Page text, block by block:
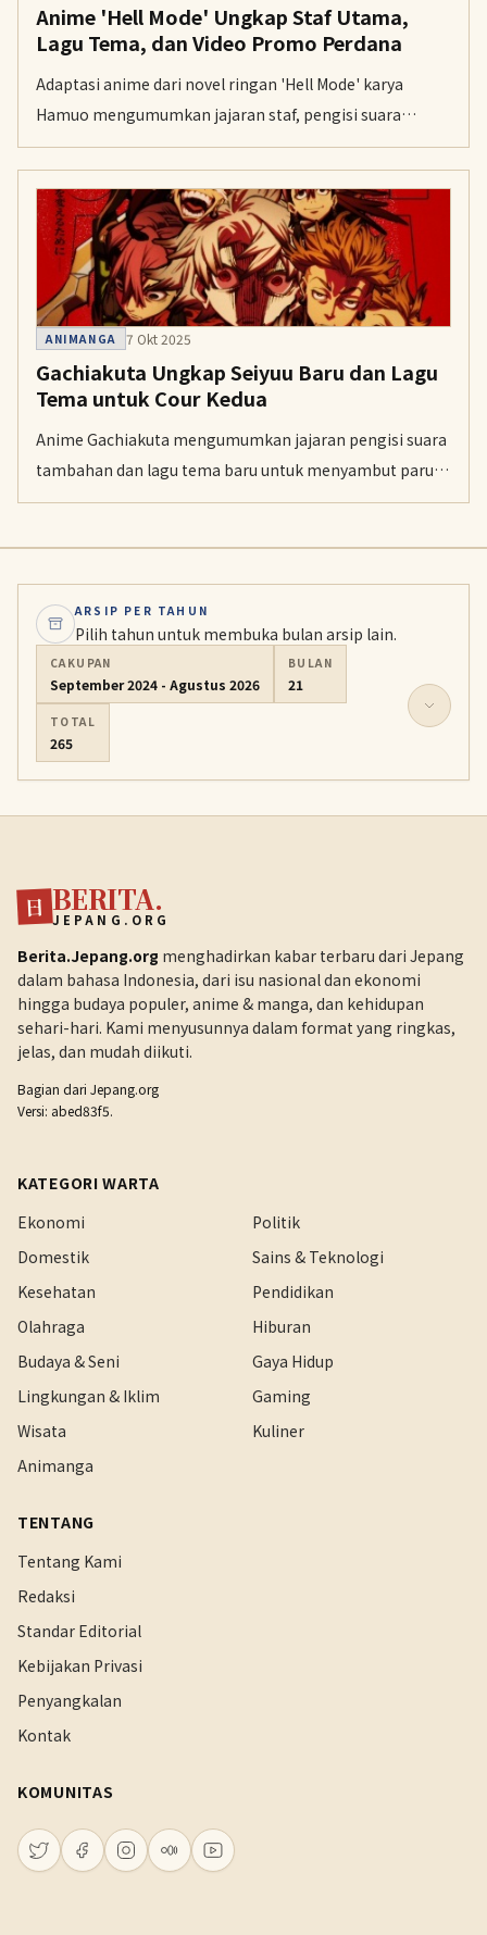
Anime 'Hell Mode' Ungkap Staf Utama,
Lagu Tema, dan Video Promo Perdana
Adaptasi anime dari novel ringan 'Hell Mode' karya
Hamuo mengumumkan jajaran staf, pengisi suara
tambahan, serta lagu tema pembuka dan penutup
menjelang penayangannya pada Januari 2026.
ANIMANGA 7 Okt 2025
Gachiakuta Ungkap Seiyuu Baru dan Lagu
Tema untuk Cour Kedua
Anime Gachiakuta mengumumkan jajaran pengisi suara
tambahan dan lagu tema baru untuk menyambut paruh
kedua serialnya yang akan tayang pada Oktober
ARSIP PER TAHUN
Pilih tahun untuk membuka bulan arsip lain.
CAKUPAN
September 2024 - Agustus 2026
BULAN
21
TOTAL
265
日 BERITA.
JEPANG.ORG
Berita.Jepang.org menghadirkan kabar terbaru dari Jepang
dalam bahasa Indonesia, dari isu nasional dan ekonomi
hingga budaya populer, anime & manga, dan kehidupan
sehari-hari. Kami menyusunnya dalam format yang ringkas,
jelas, dan mudah diikuti.
Bagian dari Jepang.org
Versi: abed83f5.
KATEGORI WARTA
Ekonomi
Politik
Domestik
Sains & Teknologi
Kesehatan
Pendidikan
Olahraga
Hiburan
Budaya & Seni
Gaya Hidup
Lingkungan & Iklim
Gaming
Wisata
Kuliner
Animanga
TENTANG
Tentang Kami
Redaksi
Standar Editorial
Kebijakan Privasi
Penyangkalan
Kontak
KOMUNITAS